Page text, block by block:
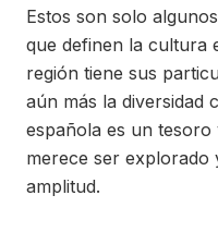
Estos son solo
que definen la cultura
región tiene sus
aún más la diversidad
española es un
merece ser explorado
amplitud.